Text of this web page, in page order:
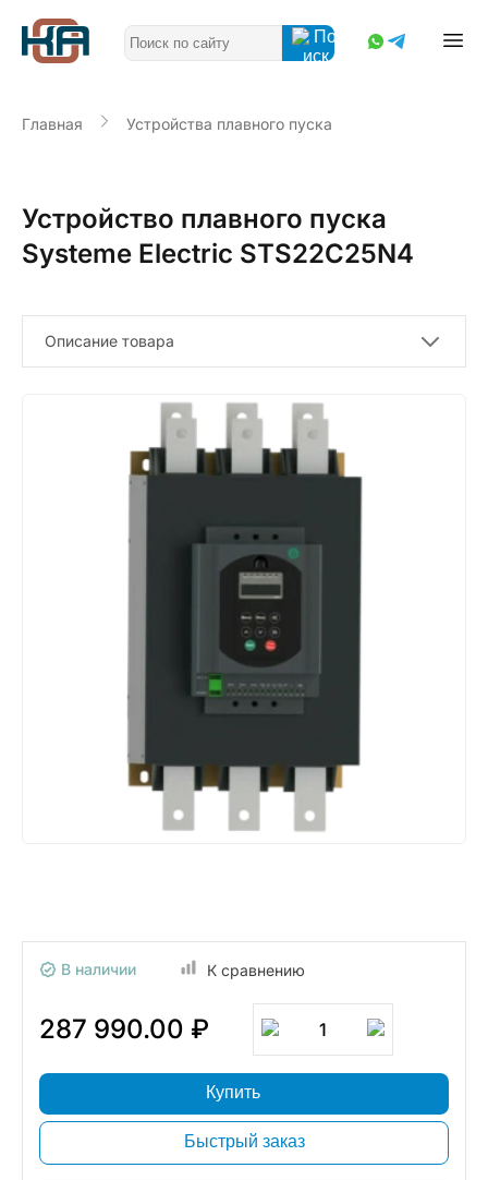
Главная Устройства плавного пуска
Устройство плавного пуска
Systeme Electric STS22C25N4
Описание товара
В наличии К сравнению
287 990.00 ₽ 1
Купить
Быстрый заказ